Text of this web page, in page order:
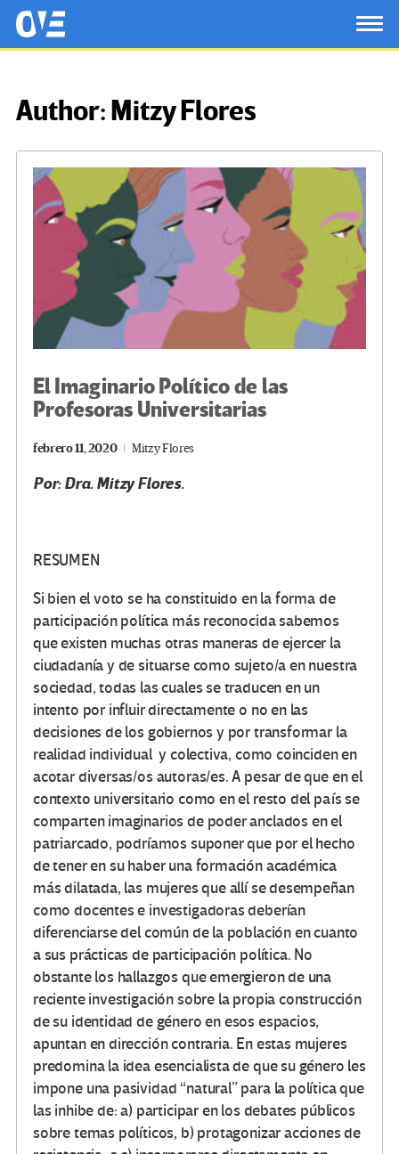
Saltar al contenido principal
OtrasVocesenEducacion.org
Author:Mitzy Flores
El Imaginario Político de las
Profesoras Universitarias
febrero 11, 2020 Mitzy Flores
Por: Dra. Mitzy Flores.
RESUMEN
Si bien el voto se ha constituido en la forma de
participación política más reconocida sabemos
que existen muchas otras maneras de ejercer la
ciudadanía y de situarse como sujeto/a en nuestra
sociedad, todas las cuales se traducen en un
intento por influir directamente o no en las
decisiones de los gobiernos y por transformar la
realidad individual y colectiva, como coinciden en
acotar diversas/os autoras/es. A pesar de que en el
contexto universitario como en el resto del país se
comparten imaginarios de poder anclados en el
patriarcado, podríamos suponer que por el hecho
de tener en su haber una formación académica
más dilatada, las mujeres que allí se desempeñan
como docentes e investigadoras deberían
diferenciarse del común de la población en cuanto
a sus prácticas de participación política. No
obstante los hallazgos que emergieron de una
reciente investigación sobre la propia construcción
de su identidad de género en esos espacios,
apuntan en dirección contraria. En estas mujeres
predomina la idea esencialista de que su género les
impone una pasividad “natural” para la política que
las inhibe de: a) participar en los debates públicos
sobre temas políticos, b) protagonizar acciones de